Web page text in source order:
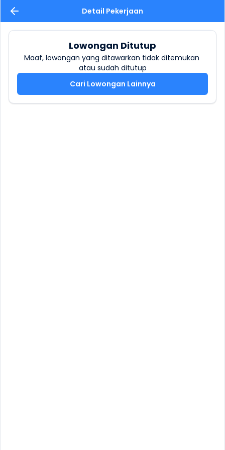
Detail Pekerjaan
Lowongan Ditutup
Maaf, lowongan yang ditawarkan tidak ditemukan
atau sudah ditutup
Cari Lowongan Lainnya